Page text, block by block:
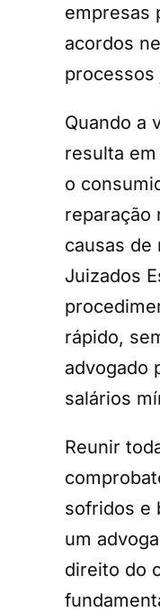
empresas
acordos
processos
Quando a
resulta
o
reparação
causas de
Juizados
rápido,
advogado
salários
Reunir
sofridos e
um
direito do